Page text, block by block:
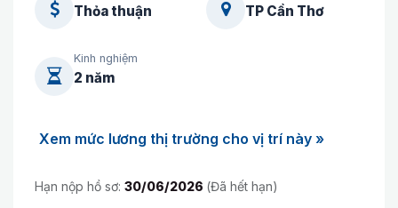
Thỏa thuận TP Cần Thơ
Kinh nghiệm
2 năm
Xem mức lương thị trường cho vị trí này »
Hạn nộp hồ sơ: 30/06/2026 (Đã hết hạn)